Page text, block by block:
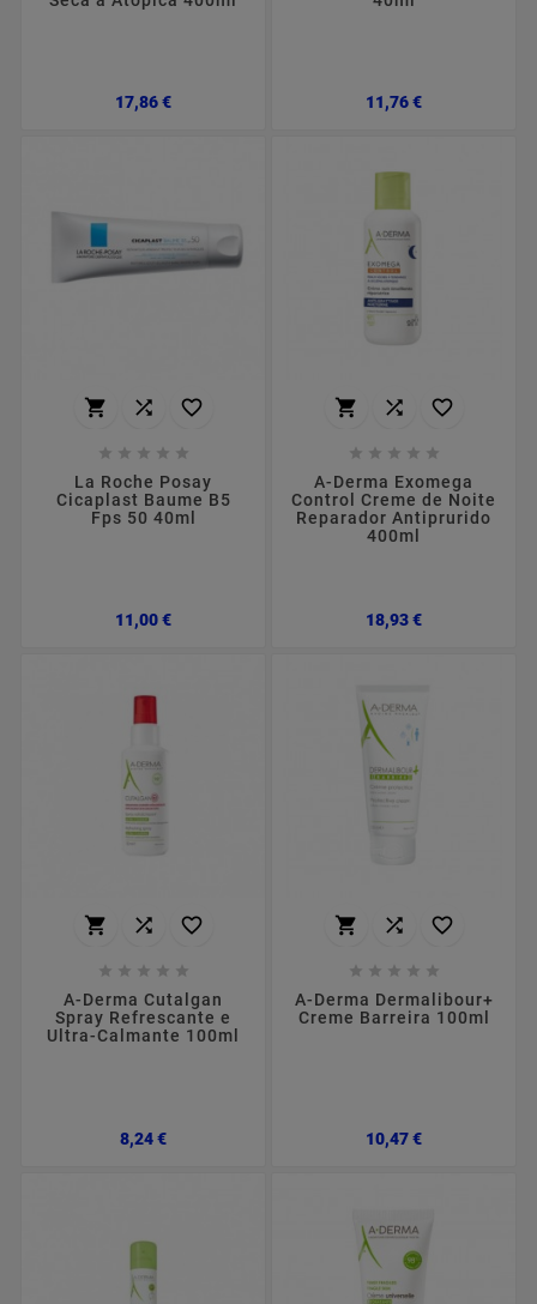
17,86 €Preço 11,76 €Preço
  
    
La Roche Posay
Cicaplast Baume B5
Fps 50 40ml
11,00 €Preço
  
    
A-Derma Exomega
Control Creme de Noite
Reparador Antiprurido
400ml
18,93 €Preço
  
    
A-Derma Cutalgan
Spray Refrescante e
Ultra-Calmante 100ml
8,24 €Preço
  
    
A-Derma Dermalibour+
Creme Barreira 100ml
10,47 €Preço